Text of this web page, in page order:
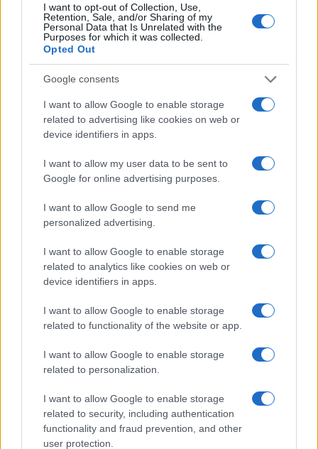
I want to opt-out of Collection, Use,
Retention, Sale, and/or Sharing of my
Personal Data that Is Unrelated with the
Purposes for which it was collected.
Opted Out
Google consents
I want to allow Google to enable storage
related to advertising like cookies on web or
device identifiers in apps.
I want to allow my user data to be sent to
Google for online advertising purposes.
I want to allow Google to send me
personalized advertising.
I want to allow Google to enable storage
related to analytics like cookies on web or
device identifiers in apps.
I want to allow Google to enable storage
related to functionality of the website or app.
I want to allow Google to enable storage
related to personalization.
I want to allow Google to enable storage
related to security, including authentication
functionality and fraud prevention, and other
user protection.
senza errori
Ilaria Mauri · 8 Ago 2026
CICLISMO
Scopri la collezione EKOÏ per pedalare al caldo anche
d’inverno
Francesca Lombardi · 8 Ago 2026